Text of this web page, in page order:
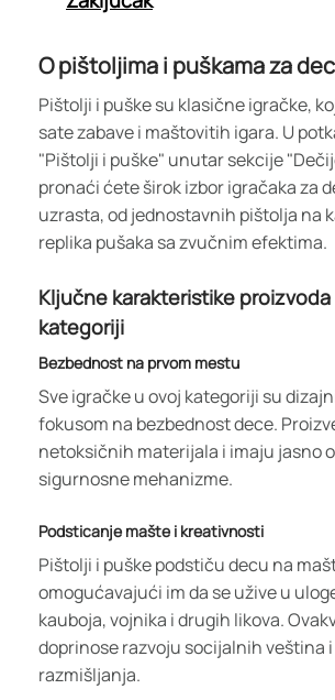
O pištoljima i puškama za
Pištolji i puške su klasične igračke,
sate zabave i maštovitih igara. U
"Pištolji i puške" unutar sekcije
pronaći ćete širok izbor igračaka za
uzrasta, od jednostavnih pištolja na
replika pušaka sa zvučnim efektima.
Ključne karakteristike proizvoda
kategoriji
Bezbednost na prvom mestu
Sve igračke u ovoj kategoriji su
fokusom na bezbednost dece.
netoksičnih materijala i imaju jasno
sigurnosne mehanizme.
Podsticanje mašte i kreativnosti
Pištolji i puške podstiču decu na
omogućavajući im da se užive u
kauboja, vojnika i drugih likova.
doprinose razvoju socijalnih veština
razmišljanja.